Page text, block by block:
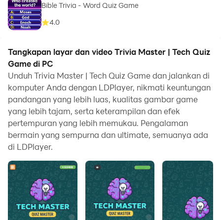
Bible Trivia - Word Quiz Game
4.0
Tangkapan layar dan video Trivia Master | Tech Quiz
Game di PC
Unduh Trivia Master | Tech Quiz Game dan jalankan di
komputer Anda dengan LDPlayer, nikmati keuntungan
pandangan yang lebih luas, kualitas gambar game
yang lebih tajam, serta keterampilan dan efek
pertempuran yang lebih memukau. Pengalaman
bermain yang sempurna dan ultimate, semuanya ada
di LDPlayer.